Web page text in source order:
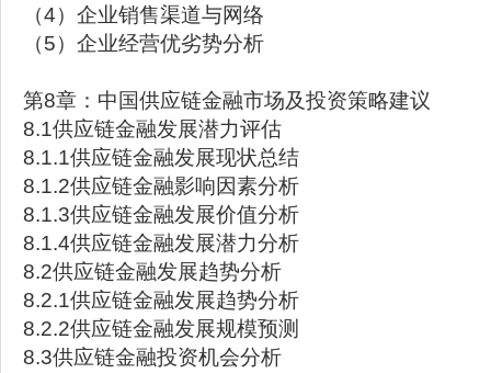
（4）企业销售渠道与网络
（5）企业经营优劣势分析
第8章：中国供应链金融市场及投资策略建议
8.1供应链金融发展潜力评估
8.1.1供应链金融发展现状总结
8.1.2供应链金融影响因素分析
8.1.3供应链金融发展价值分析
8.1.4供应链金融发展潜力分析
8.2供应链金融发展趋势分析
8.2.1供应链金融发展趋势分析
8.2.2供应链金融发展规模预测
8.3供应链金融投资机会分析